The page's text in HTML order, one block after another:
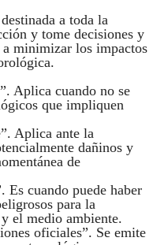
a toda la
y tome decisiones y
a minimizar los impactos
Aplica cuando no se
que impliquen
Aplica ante la
dañinos y
de
Es cuando puede haber
para la
el medio ambiente.
oficiales”. Se emite